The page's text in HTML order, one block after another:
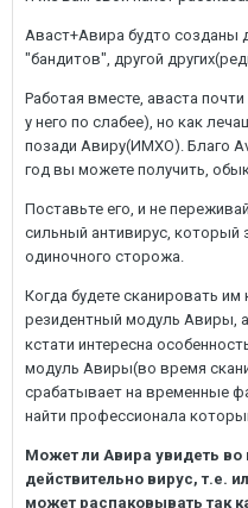
Аваст+Авира будто созданы
"бандитов", другой
Работая вместе, аваста
у него по слабее), но как
позади Авиру(ИМХО). Благо
год вы можете получить,
Поставьте его, и не
сильный антивирус, который
одиночного сторожа.
Когда будете сканировать
резидентный модуль Авиры,
кстати интересна
модуль Авиры(во время
срабатывает на временные
найти профессионала
Может ли Авира увидеть
действительно вирус, т.е.
может распаковывать так